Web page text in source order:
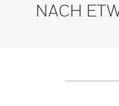
NACH